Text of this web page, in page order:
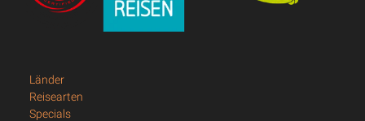
Länder
Reisearten
Specials